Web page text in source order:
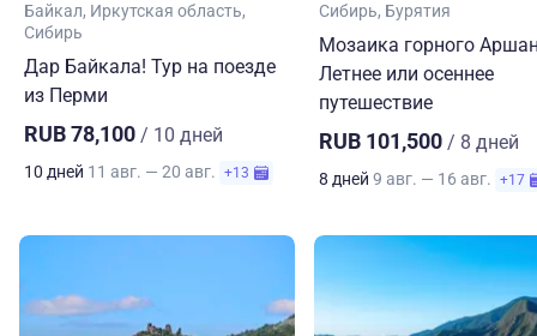
Байкал Иркутская область
Сибирь
Дар Байкала! Тур на поезде
из Перми
RUB 78,100 / 10 дней
10 дней 11 авг. — 20 авг. +13
Сибирь Бурятия
Мозаика горного
Летнее или осеннее
путешествие
RUB 101,500 / 8 дней
8 дней 9 авг. — 16 авг. +17